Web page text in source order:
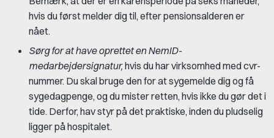
hvis du først melder dig til, efter pensionsalderen er
nået.
Sørg for at have oprettet en NemID-
medarbejdersignatur,hvis du har virksomhed med cvr-
nummer. Du skal bruge den for at sygemelde dig og få
sygedagpenge, og du mister retten, hvis ikke du gør det i
tide. Derfor, hav styr på det praktiske, inden du pludselig
ligger på hospitalet.